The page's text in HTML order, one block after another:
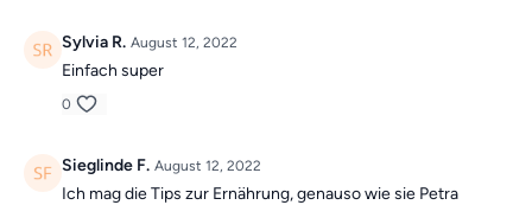
Sylvia R. August 12, 2022
Einfach super
0
Sieglinde F. August 12, 2022
Ich mag die Tips zur Ernährung, genauso wie sie Petra